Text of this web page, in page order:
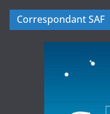
Correspondant SAF